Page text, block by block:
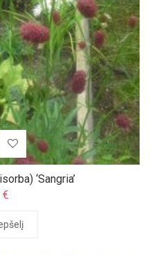
‘Sangria’
€